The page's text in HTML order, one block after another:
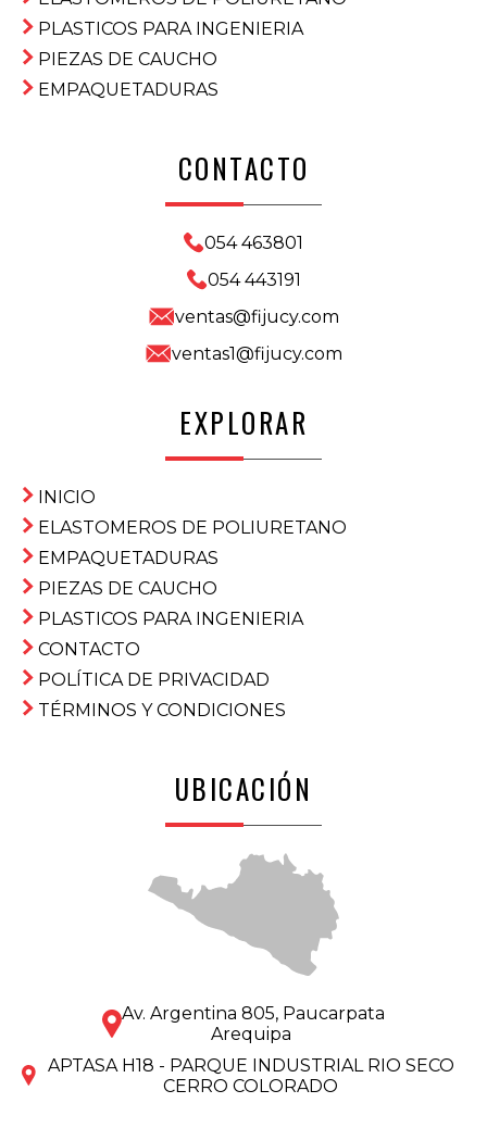
PLASTICOS PARA INGENIERIA
PIEZAS DE CAUCHO
EMPAQUETADURAS
CONTACTO
054 463801
054 443191
ventas@fijucy.com
ventas1@fijucy.com
EXPLORAR
INICIO
ELASTOMEROS DE POLIURETANO
EMPAQUETADURAS
PIEZAS DE CAUCHO
PLASTICOS PARA INGENIERIA
CONTACTO
POLÍTICA DE PRIVACIDAD
TÉRMINOS Y CONDICIONES
UBICACIÓN
Av. Argentina 805, Paucarpata
Arequipa
APTASA H18 - PARQUE INDUSTRIAL RIO SECO
CERRO COLORADO